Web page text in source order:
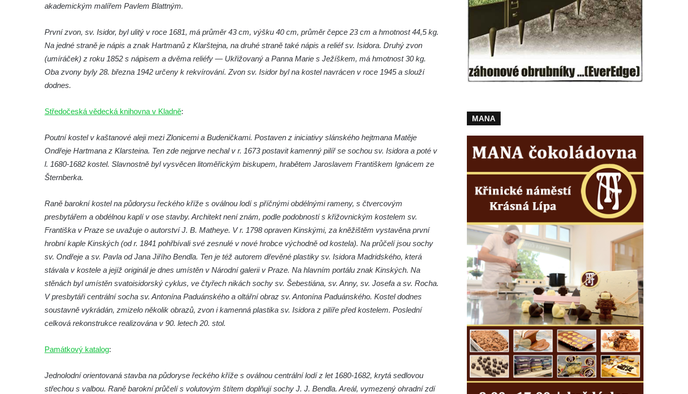
Křížová cesta Římov – XXIV. kaple – Pieta
Křížová cesta Římov – XXII. kaple – Šimon
Cyrénský pomáhá Ježíši nést kříž
Křížová cesta Římov – XX. kaple – Svatá
roušky pot z tváře
kříž nesoucí potkává Pannu Marii
Ježíše vložen kříž
Křížová cesta Římov – XVII. kaple – Velký
Pilát
Křížová cesta Římov – XVI. kaple – U
Herodesa
Křížová cesta Římov – XV. kaple – Malý
Pilát
Křížová cesta Římov – XIV. kaple – U
Kaifáše (U Děvečky)
Annáše (U Kaifáše)
brána
Křížová cesta Římov – XI. kaple – Ježíš
akademickým malířem Pavlem Blattným.
První zvon, sv. Isidor, byl ulitý v roce 1681, má průměr 43 cm, výšku 40 cm, průměr čepce 23 cm a hmotnost 44,5 kg.
Na jedné straně je nápis a znak Hartmanů z Klarštejna, na druhé straně také nápis a reliéf sv. Isidora. Druhý zvon
(umíráček) z roku 1852 s nápisem a dvěma reliéfy — Ukřižovaný a Panna Marie s Ježíškem, má hmotnost 30 kg.
Oba zvony byly 28. března 1942 určeny k rekvírování. Zvon sv. Isidor byl na kostel navrácen v roce 1945 a slouží
dodnes.
Středočeská vědecká knihovna v Kladně:
Poutní kostel v kaštanové aleji mezi Zlonicemi a Budeničkami. Postaven z iniciativy slánského hejtmana Matěje
Ondřeje Hartmana z Klarsteina. Ten zde nejprve nechal v r. 1673 postavit kamenný pilíř se sochou sv. Isidora a poté v
l. 1680-1682 kostel. Slavnostně byl vysvěcen litoměřickým biskupem, hrabětem Jaroslavem Františkem Ignácem ze
Šternberka.
Raně barokní kostel na půdorysu řeckého kříže s oválnou lodí s příčnými obdélnými rameny, s čtvercovým
presbytářem a obdélnou kaplí v ose stavby. Architekt není znám, podle podobností s křižovnickým kostelem sv.
Františka v Praze se uvažuje o autorství J. B. Matheye. V r. 1798 opraven Kinskými, za kněžištěm vystavěna první
hrobní kaple Kinských (od r. 1841 pohřbívali své zesnulé v nové hrobce východně od kostela). Na průčelí jsou sochy
sv. Ondřeje a sv. Pavla od Jana Jiřího Bendla. Ten je též autorem dřevěné plastiky sv. Isidora Madridského, která
stávala v kostele a jejíž originál je dnes umístěn v Národní galerii v Praze. Na hlavním portálu znak Kinských. Na
stěnách byl umístěn svatoisidorský cyklus, ve čtyřech nikách sochy sv. Šebestiána, sv. Anny, sv. Josefa a sv. Rocha.
V presbytáři centrální socha sv. Antonína Paduánského a oltářní obraz sv. Antonína Paduánského. Kostel dodnes
soustavně vykrádán, zmizelo několik obrazů, zvon i kamenná plastika sv. Isidora z pilíře před kostelem. Poslední
celková rekonstrukce realizována v 90. letech 20. stol.
Památkový katalog:
Jednolodní orientovaná stavba na půdoryse řeckého kříže s oválnou centrální lodí z let 1680-1682, krytá sedlovou
střechou s valbou. Raně barokní průčelí s volutovým štítem doplňují sochy J. J. Bendla. Areál, vymezený ohradní zdí
MANA